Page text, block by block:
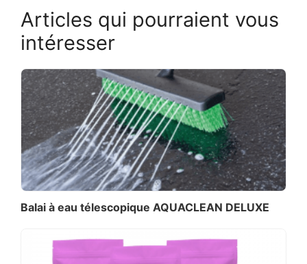
Articles qui pourraient vous
intéresser
Balai à eau télescopique AQUACLEAN DELUXE